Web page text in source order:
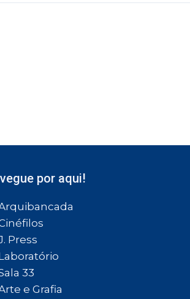
por aqui!
Press
33
e Grafia